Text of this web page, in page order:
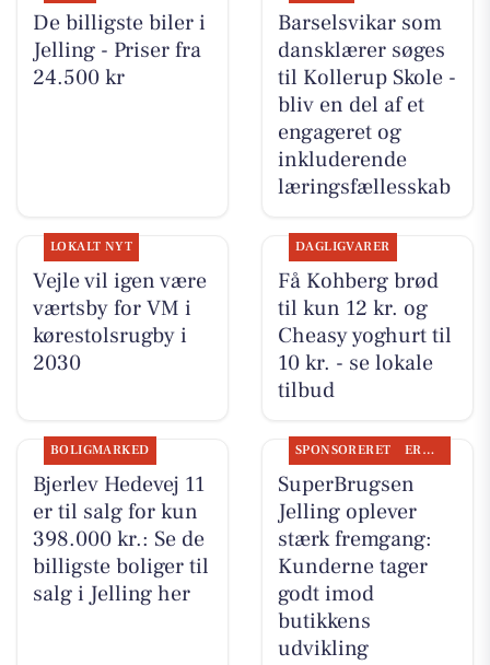
De billigste biler i
Jelling - Priser fra
24.500 kr
Barselsvikar som
dansklærer søges
til Kollerup Skole -
bliv en del af et
engageret og
inkluderende
læringsfællesskab
LOKALT NYT
Vejle vil igen være
værtsby for VM i
kørestolsrugby i
2030
DAGLIGVARER
Få Kohberg brød
til kun 12 kr. og
Cheasy yoghurt til
10 kr. - se lokale
tilbud
BOLIGMARKED
Bjerlev Hedevej 11
er til salg for kun
398.000 kr.: Se de
billigste boliger til
salg i Jelling her
SPONSORERET ERHVERV
SuperBrugsen
Jelling oplever
stærk fremgang:
Kunderne tager
godt imod
butikkens
udvikling